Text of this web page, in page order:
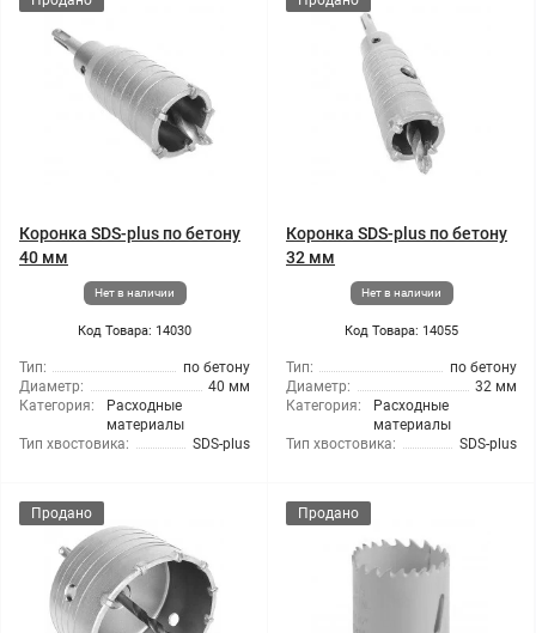
Коронка SDS-plus по бетону
40 мм
Нет в наличии
Код Товара: 14030
Тип:
по бетону
Диаметр:
40 мм
Категория:
Расходные
материалы
Тип хвостовика:
SDS-plus
Коронка SDS-plus по бетону
32 мм
Нет в наличии
Код Товара: 14055
Тип:
по бетону
Диаметр:
32 мм
Категория:
Расходные
материалы
Тип хвостовика:
SDS-plus
Продано Продано